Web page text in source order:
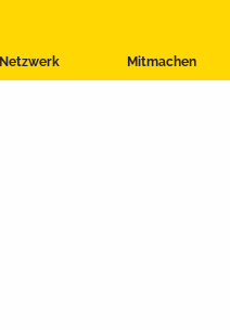
Netzwerk Mitmachen